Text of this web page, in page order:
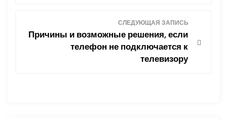
СЛЕДУЮЩАЯ ЗАПИСЬ
Причины и возможные решения, если
телефон не подключается к
телевизору